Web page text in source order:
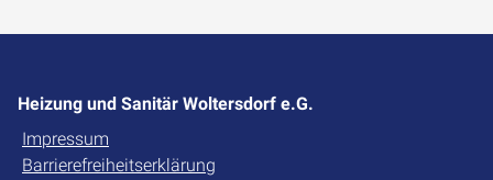
Heizung und Sanitär Woltersdorf e.G.
Impressum
Barrierefreiheitserklärung